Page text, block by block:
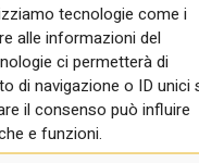
tecnologie come i
alle informazioni del
ci permetterà di
di navigazione o ID unici
il consenso può influire
e funzioni.
eprocdata/